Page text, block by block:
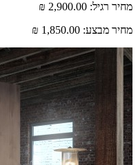
רגיל: 2,900.00 ₪
מבצע: 1,850.00 ₪